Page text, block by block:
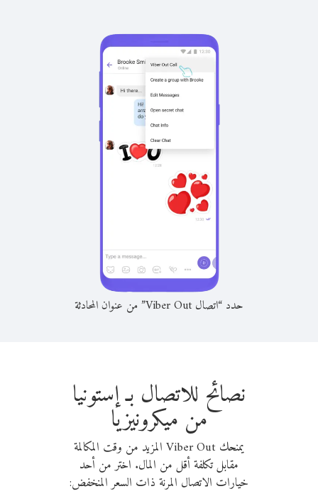
حدد “اتصال Viber Out” من عنوان المحادثة
نصائح للاتصال بـ إستونيا
من ميكرونيزيا
يمنحك Viber Out المزيد من وقت المكالمة
مقابل تكلفة أقل من المال. اختر من أحد
خيارات الاتصال المرنة ذات السعر المنخفض: